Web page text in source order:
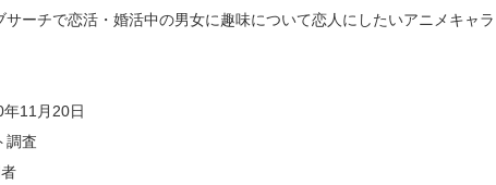
ーチで恋活・婚活中の男女に趣味について恋人にしたいアニメキャラ
11月20日
調査